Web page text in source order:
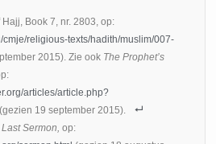
Hajj, Book 7, nr. 2803, op:
cmje/religious-texts/hadith/muslim/007-
2015). Zie ook The Prophet’s
articles/article.php?
(gezien 19 september 2015).
Last Sermon,op: